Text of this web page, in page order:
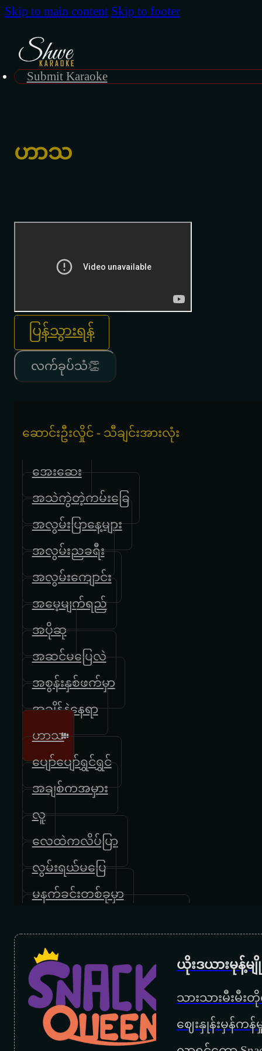
Skip to main content Skip to footer
Submit Karaoke
ဟာသ
ပြန်သွားရန်
လက်ခုပ်သံ👏
ဆောင်းဦးလှိုင် - သီချင်းအားလုံး
အေးဆေး
အသဲကွဲတဲ့ကမ်းခြေ
အလွမ်းပြာနေ့များ
အလွမ်းညခရီး
အလွမ်းကျောင်း
အမေ့မျက်ရည်
အပိုဆု
အဆင်မပြေလဲ
အစွန်းနှစ်ဖက်မှာ
အချိန်နဲ့နေရာ
ဟာသ
ပျော်ပျော်ရွှင်ရွှင်
အချစ်ကအမှား
လူ
လေထဲကလိပ်ပြာ
လွမ်းရယ်မပြေ
မနက်ခင်းတစ်ခုမှာ
ဘာမှမသိချင်သောညများ
ဖြူစင်သူများသို့
ပြိုမှာလေလားမိုးကောင်းကင်
နောင်တတွေအကြောင်း
ယိုးဒယားမုန့်
သားသားမီးမီး
ဈေးနှုန်းမှန်က